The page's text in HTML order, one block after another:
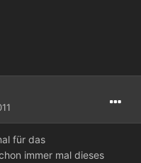
für das
immer mal dieses